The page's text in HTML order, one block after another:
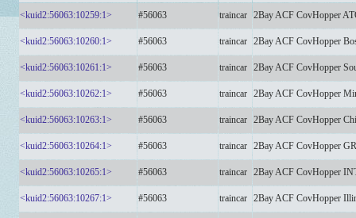
<kuid2:56063:10259:1> #56063 traincar 2Bay ACF CovHopper
<kuid2:56063:10260:1> #56063 traincar 2Bay ACF CovHopper
<kuid2:56063:10261:1> #56063 traincar 2Bay ACF CovHopper
<kuid2:56063:10262:1> #56063 traincar 2Bay ACF CovHopper
<kuid2:56063:10263:1> #56063 traincar 2Bay ACF CovHopper
<kuid2:56063:10264:1> #56063 traincar 2Bay ACF CovHopper
<kuid2:56063:10265:1> #56063 traincar 2Bay ACF CovHopper
<kuid2:56063:10267:1> #56063 traincar 2Bay ACF CovHopper